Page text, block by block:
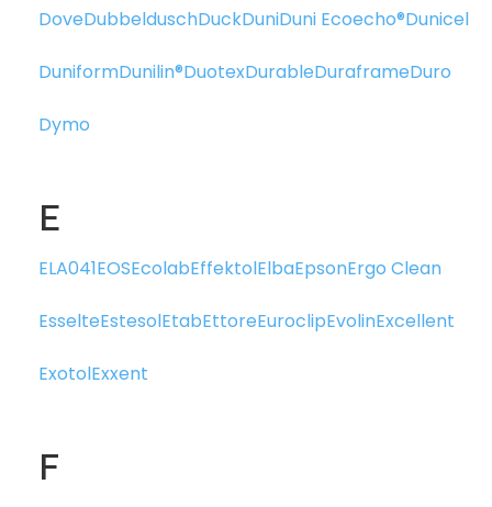
DoveDubbelduschDuckDuniDuni Ecoecho®Dunicel
DuniformDunilin®DuotexDurableDuraframeDuro
Dymo
E
ELA041EOSEcolabEffektolElbaEpsonErgo Clean
EsselteEstesolEtabEttoreEuroclipEvolinExcellent
ExotolExxent
F